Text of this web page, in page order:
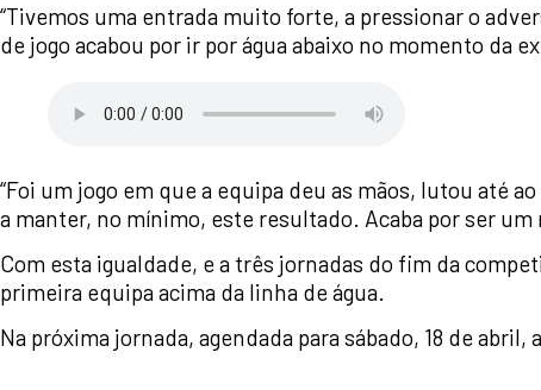
“Tivemos uma entrada muito forte, a pressionar o
de jogo acabou por ir por água abaixo no momento da
“Foi um jogo em que a equipa deu as mãos, lutou até
a manter, no mínimo, este resultado. Acaba por ser um
Com esta igualdade, e a três jornadas do fim da
primeira equipa acima da linha de água.
Na próxima jornada, agendada para sábado, 18 de abril,